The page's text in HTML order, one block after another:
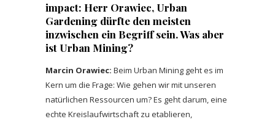
impact: Herr Orawiec, Urban
Gardening dürfte den meisten
inzwischen ein Begriff sein. Was aber
ist Urban Mining?
Marcin Orawiec: Beim Urban Mining geht es im
Kern um die Frage: Wie gehen wir mit unseren
natürlichen Ressourcen um? Es geht darum, eine
echte Kreislaufwirtschaft zu etablieren,